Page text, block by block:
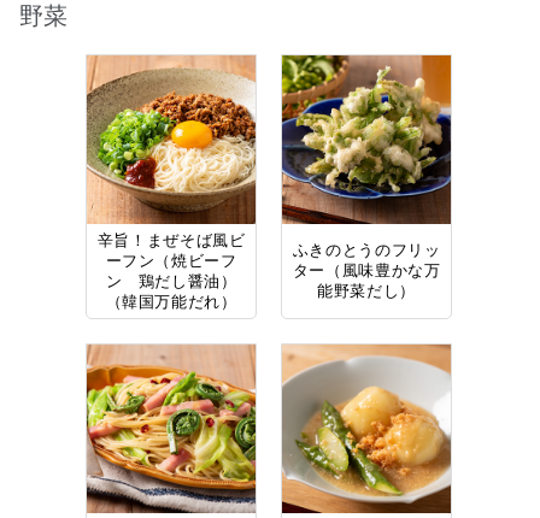
野菜
辛旨！まぜそば風ビ
ーフン（焼ビーフ
ン 鶏だし醤油）
（韓国万能だれ）
ふきのとうのフリッ
ター（風味豊かな万
能野菜だし）